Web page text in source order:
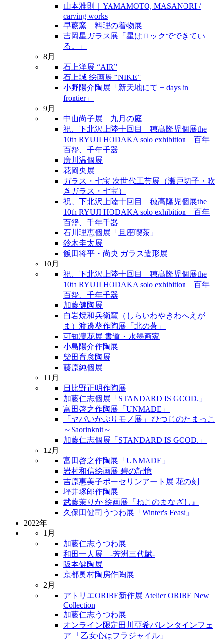
山本雅則｜YAMAMOTO, MASANORI /
carving works
早蕨窯 料理の着物展
吉岡星ガラス展「星はロックでできてい
る。」
8月
石上洋展 “AIR”
石上誠 絵画展 “NIKE”
小野陽介陶展「新天地にて − days in
frontier」
9月
中山尚子展 九月の庭
祝、下北沢上陸十回目 穂髙隆児個展the
10th RYUJI HODAKA solo exhibition 百年
百盌、千年千器
廣川温個展
花岡央展
ガラス・七宝 次世代工芸展（瀬戸切子・吹
きガラス・七宝）
祝、下北沢上陸十回目 穂髙隆児個展the
10th RYUJI HODAKA solo exhibition 百年
百盌、千年千器
石川理恵個展「且座喫茶」
鈴木圭太展
飯田将平・尚央 ガラス造形展
10月
祝、下北沢上陸十回目 穂髙隆児個展the
10th RYUJI HODAKA solo exhibition 百年
百盌、千年千器
加藤健陶展
白岩焼和兵衛窯（しらいわやきわへえが
ま）渡邊葵作陶展「北の蒼」
可知凛花展 書道・水墨画家
小島陽介作陶展
柴田育彦陶展
藤原純個展
11月
日比野正明作陶展
加藤仁志個展「STANDARD IS GOOD.」
富田啓之作陶展「UNMADE」
「ヤバいかぶりモノ展」 ひつじのたまっこ
～Saorinknit～
加藤仁志個展「STANDARD IS GOOD.」
12月
富田啓之作陶展「UNMADE」
岩村和信絵画展 碧の記憶
吉原惠美子ポーセリンアート展 花の刻
坪井琢郎作陶展
武藤茉りか 絵画展『ねこのまなざし』
久保田健司うつわ展「Winter's Feast」
2022年
1月
加藤仁志うつわ展
和田一人展 -芳洲三代賦-
阪本健陶展
京都奥村陶房作陶展
2月
アトリエORIBE新作展 Atelier ORIBE New
Collection
加藤仁志うつわ展
オンライン限定田川亞希バレンタインフェ
ア 「乙女心はフラジャイル」